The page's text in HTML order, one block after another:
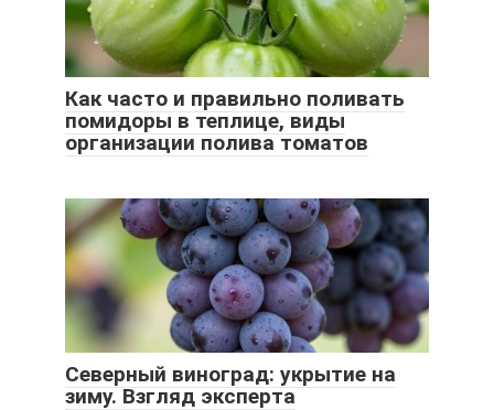
Как часто и правильно поливать
помидоры в теплице, виды
организации полива томатов
Северный виноград: укрытие на
зиму. Взгляд эксперта